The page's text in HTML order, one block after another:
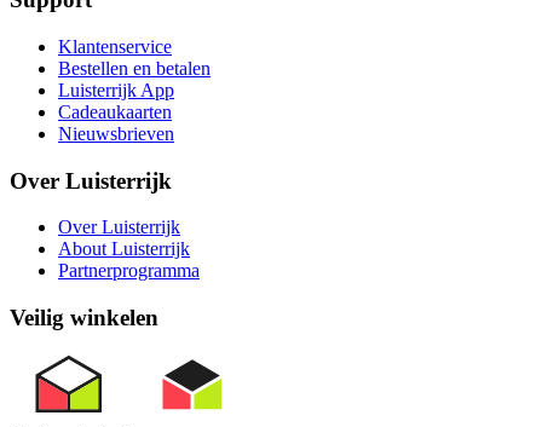
Klantenservice
Bestellen en betalen
Luisterrijk App
Cadeaukaarten
Nieuwsbrieven
Over Luisterrijk
Over Luisterrijk
About Luisterrijk
Partnerprogramma
Veilig winkelen